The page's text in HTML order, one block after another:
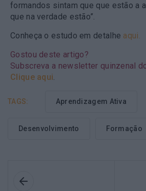
formandos sintam que que estão a
que na verdade estão”.
Conheça o estudo em detalhe aqui.
Gostou deste artigo?
Subscreva a newsletter quinzenal
Clique aqui.
TAGS: Aprendizagem Ativa
Desenvolvimento Formação